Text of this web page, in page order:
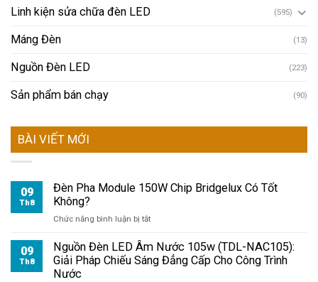
Linh kiện sửa chữa đèn LED (595)
Máng Đèn (13)
Nguồn Đèn LED (223)
Sản phẩm bán chạy (90)
BÀI VIẾT MỚI
09
Th8
Đèn Pha Module 150W Chip Bridgelux Có Tốt
Không?
Chức năng bình luận bị tắtở
Pha
Module
150W
09
Th8
Nguồn Đèn LED Âm Nước 105w (TDL-NAC105):
Giải Pháp Chiếu Sáng Đẳng Cấp Cho Công Trình
Nước